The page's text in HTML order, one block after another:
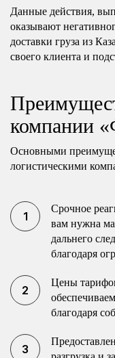
Данные действия,
оказывают
доставки груза из
своего клиента и
компании
Основными
логистическими
Срочное
вам нужна
дальнего
благодаря
Цены
благодаря